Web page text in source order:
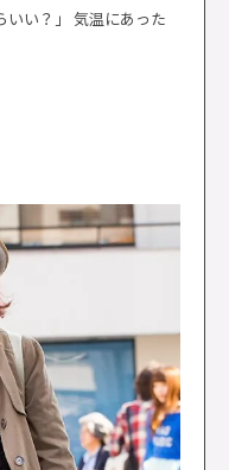
いい？」 気温にあった